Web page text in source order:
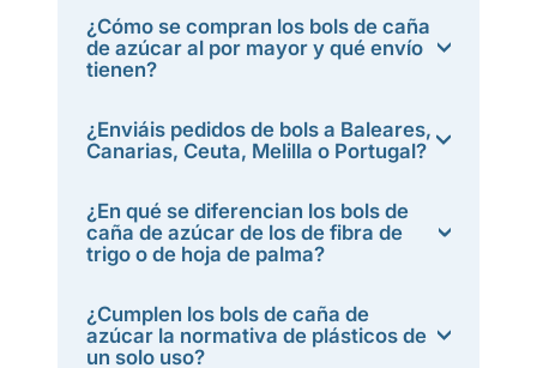
¿Cómo se compran los bols de caña
de azúcar al por mayor y qué envío
tienen?
¿Enviáis pedidos de bols a Baleares,
Canarias, Ceuta, Melilla o Portugal?
¿En qué se diferencian los bols de
caña de azúcar de los de fibra de
trigo o de hoja de palma?
¿Cumplen los bols de caña de
azúcar la normativa de plásticos de
un solo uso?